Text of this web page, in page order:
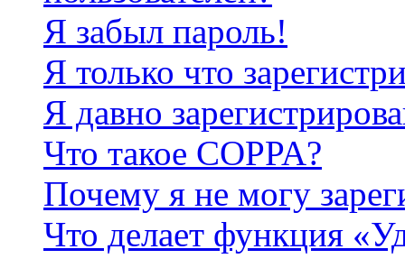
Я забыл пароль!
Я только что
Я давно
Что такое COPPA?
Почему я не могу
Что делает функция